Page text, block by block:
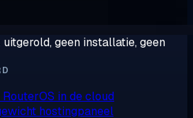
geen installatie, geen
RouterOS in de cloud
hostingpaneel